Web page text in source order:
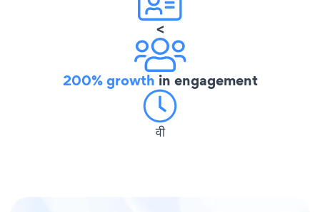
<
200% growth in engagement
वी